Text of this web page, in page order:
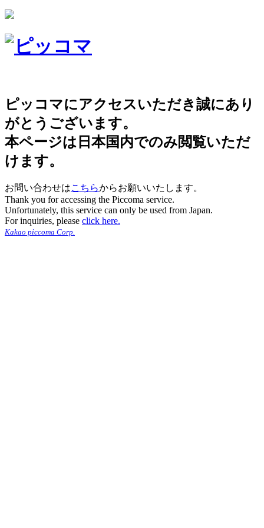
ピッコマにアクセスいただき誠にあり
がとうございます。
本ページは日本国内でのみ閲覧いただ
けます。
お問い合わせはこちらからお願いいたします。
Thank you for accessing the Piccoma service.
Unfortunately, this service can only be used from Japan.
For inquiries, please click here.
Kakao piccoma Corp.